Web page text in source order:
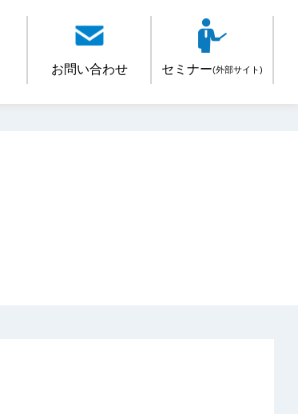
お問い合わせ セミナー(外部サイト)